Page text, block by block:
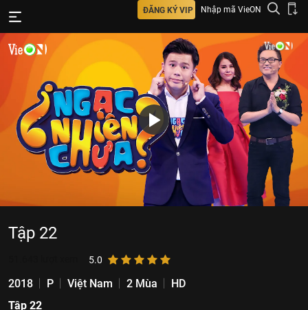
ĐĂNG KÝ VIP Nhập mã VieON
Tập 22
5.0
2018 P Việt Nam 2 Mùa
HD
Tập 22